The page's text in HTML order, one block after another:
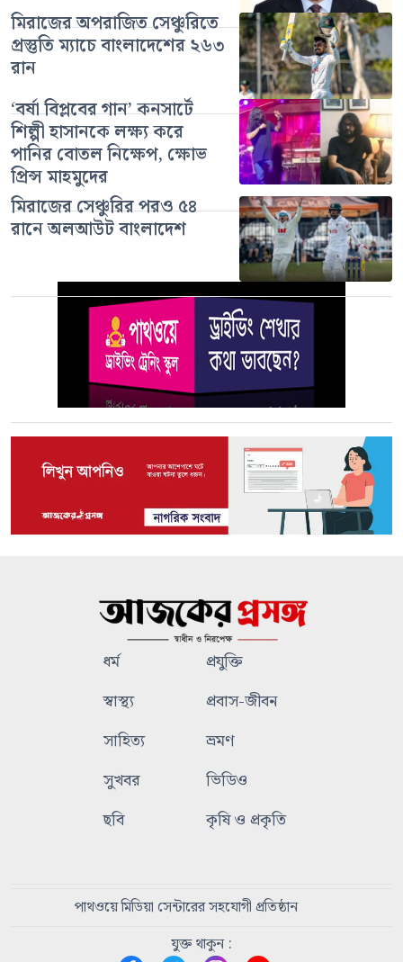
মিরাজের অপরাজিত সেঞ্চুরিতে
প্রস্তুতি ম্যাচে বাংলাদেশের ২৬৩
রান
‘বর্ষা বিপ্লবের গান’ কনসার্টে
শিল্পী হাসানকে লক্ষ্য করে
পানির বোতল নিক্ষেপ, ক্ষোভ
প্রিন্স মাহমুদের
মিরাজের সেঞ্চুরির পরও ৫৪
রানে অলআউট বাংলাদেশ
ধর্ম
প্রযুক্তি
স্বাস্থ্য
প্রবাস-জীবন
সাহিত্য
ভ্রমণ
সুখবর
ভিডিও
ছবি
কৃষি ও প্রকৃতি
পাথওয়ে মিডিয়া সেন্টারের সহযোগী প্রতিষ্ঠান
যুক্ত থাকুন :